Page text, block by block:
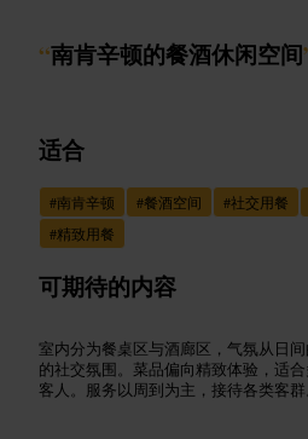
“南肯辛顿的餐酒休闲空间
适合
#南肯辛顿 #餐酒空间 #社交用餐
#精致用餐
可期待的内容
室内分为餐桌区与酒廊区，气氛从日
的社交氛围。菜品偏向精致体验，适
客人。服务以周到为主，接待各类客群